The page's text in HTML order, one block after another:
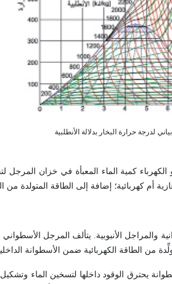
كمية الماء المعبأة في خزان المرجل
كهربائية؛ إضافة إلى الطاقة المتولدة من
والمراجل الأنبوبية. يتألف المرجل
من الطاقة الكهربائية ضمن الأسطوانة
يحترق الوقود داخلها لتسخين الماء